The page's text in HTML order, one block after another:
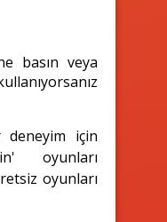
basın veya
için
oyunları
oyunları